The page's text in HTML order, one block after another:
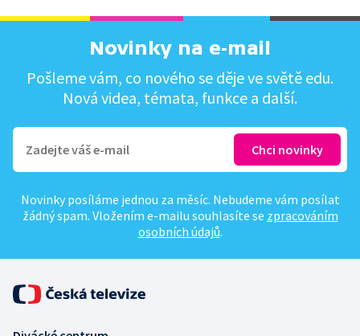
Novinky na e-mail
Pošleme vám, co nového se děje ve světě edu.
Nová videa, témata, funkce a další.
Novinky posíláme jednou za měsíc. Nebudeme vám posílat
žádný spam. Vložením e-mailu souhlasíte se zpracováním
osobních údajů.